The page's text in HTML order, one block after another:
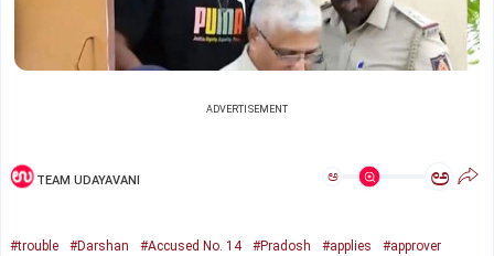
ADVERTISEMENT
TEAM UDAYAVANI ಅ ಅ
#trouble #Darshan #Accused No. 14 #Pradosh #applies #approver